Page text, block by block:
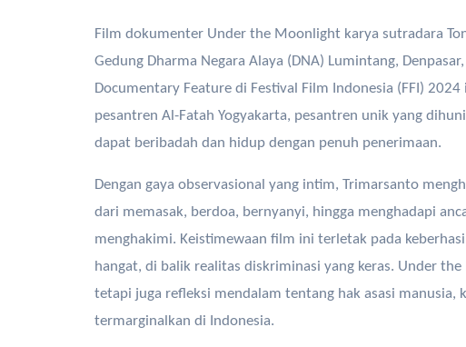
Film dokumenter Under the Moonlight karya sutradara
Gedung Dharma Negara Alaya (DNA) Lumintang,
Documentary Feature di Festival Film Indonesia (FFI)
pesantren Al-Fatah Yogyakarta, pesantren unik yang
dapat beribadah dan hidup dengan penuh penerimaan.
Dengan gaya observasional yang intim, Trimarsanto
dari memasak, berdoa, bernyanyi, hingga menghadapi
menghakimi. Keistimewaan film ini terletak pada
hangat, di balik realitas diskriminasi yang keras. Under
tetapi juga refleksi mendalam tentang hak asasi manusia,
termarginalkan di Indonesia.